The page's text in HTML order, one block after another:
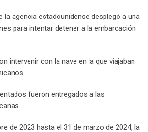
la agencia estadounidense desplegó a una
para intentar detener a la embarcación
intervenir con la nave en la que viajaban
fueron entregados a las
de 2023 hasta el 31 de marzo de 2024, la